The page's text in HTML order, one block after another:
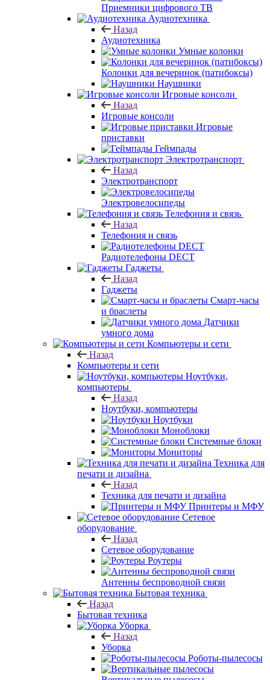
Приемники цифрового ТВ
Аудиотехника
Назад
Аудиотехника
Умные колонки
Колонки для вечеринок (патибоксы)
Наушники
Игровые консоли
Назад
Игровые консоли
Игровые
приставки
Геймпады
Электротранспорт
Назад
Электротранспорт
Электровелосипеды
Телефония и связь
Назад
Телефония и связь
Радиотелефоны DECT
Гаджеты
Назад
Гаджеты
Смарт-часы
и браслеты
Датчики
умного дома
Компьютеры и сети
Назад
Компьютеры и сети
Ноутбуки,
компьютеры
Назад
Ноутбуки, компьютеры
Ноутбуки
Моноблоки
Системные блоки
Мониторы
Техника для
печати и дизайна
Назад
Техника для печати и дизайна
Принтеры и МФУ
Сетевое
оборудование
Назад
Сетевое оборудование
Роутеры
Антенны беспроводной связи
Бытовая техника
Назад
Бытовая техника
Уборка
Назад
Уборка
Роботы-пылесосы